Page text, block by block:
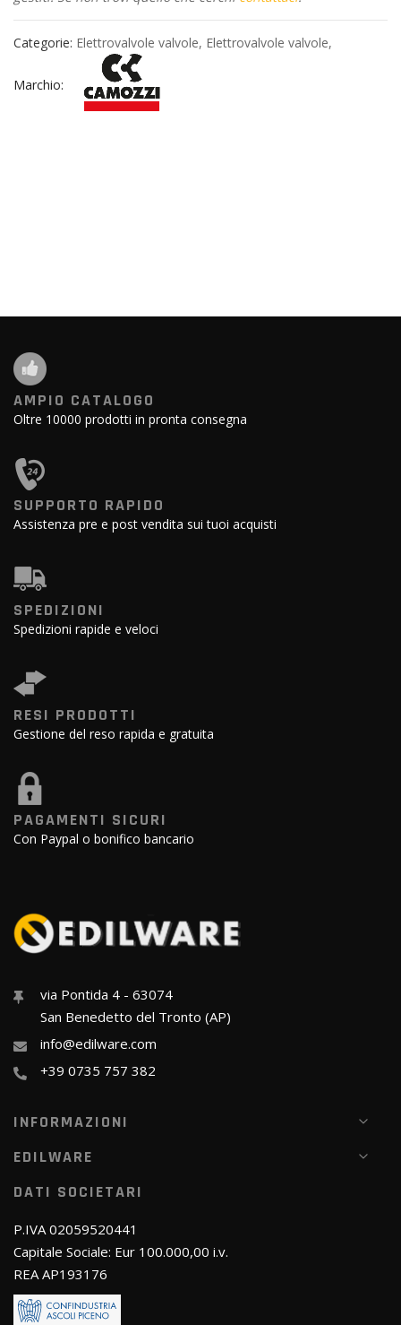
Categorie: Elettrovalvole valvole, Elettrovalvole valvole,
Marchio:
AMPIO CATALOGO
Oltre 10000 prodotti in pronta consegna
SUPPORTO RAPIDO
Assistenza pre e post vendita sui tuoi acquisti
SPEDIZIONI
Spedizioni rapide e veloci
RESI PRODOTTI
Gestione del reso rapida e gratuita
PAGAMENTI SICURI
Con Paypal o bonifico bancario
via Pontida 4 - 63074
San Benedetto del Tronto (AP)
info@edilware.com
+39 0735 757 382
INFORMAZIONI
EDILWARE
DATI SOCIETARI
P.IVA 02059520441
Capitale Sociale: Eur 100.000,00 i.v.
REA AP193176